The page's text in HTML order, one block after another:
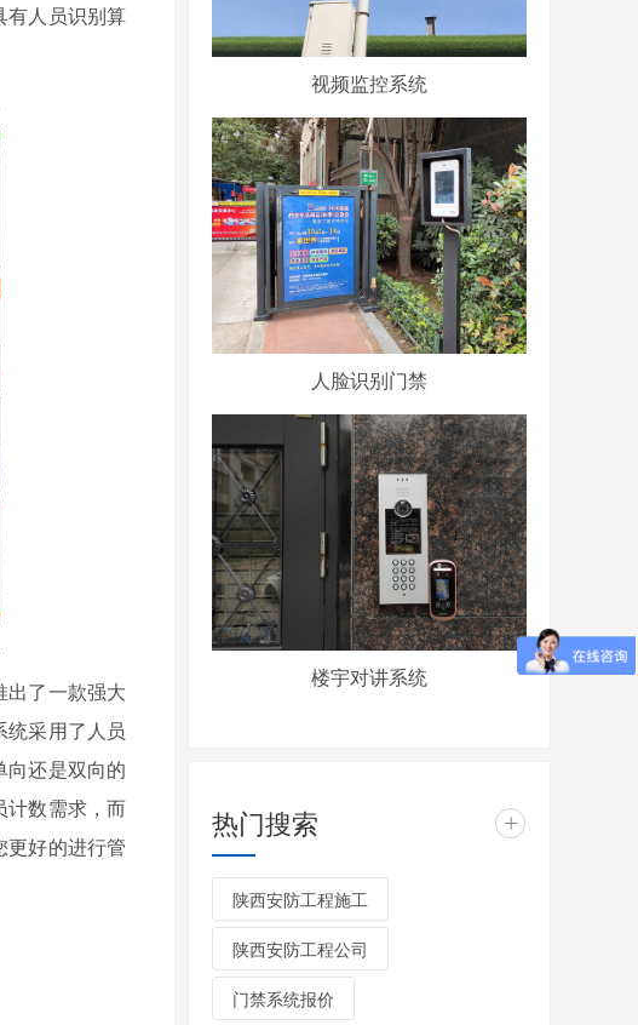
有人员识别算
了一款强大
采用了人员
向还是双向的
计数需求，而
更好的进行管
视频监控系统
人脸识别门禁
楼宇对讲系统
热门搜索 +
陕西安防工程施工
陕西安防工程公司
门禁系统报价